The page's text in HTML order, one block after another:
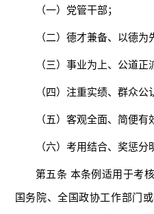
（一）党管干部；
（二）德才兼备、以德为
（三）事业为上、公道正
（四）注重实绩、群众公
（五）客观全面、简便有
（六）考用结合、奖惩分
第五条 本条例适用于考
国务院、全国政协工作部门